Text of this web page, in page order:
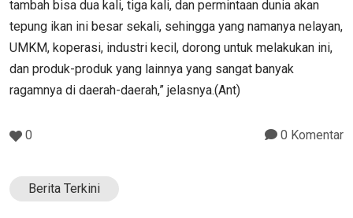
tambah bisa dua kali, tiga kali, dan permintaan dunia akan
tepung ikan ini besar sekali, sehingga yang namanya nelayan,
UMKM, koperasi, industri kecil, dorong untuk melakukan ini,
dan produk-produk yang lainnya yang sangat banyak
ragamnya di daerah-daerah,” jelasnya.(Ant)
0 0 Komentar
Berita Terkini